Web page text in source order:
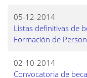
05-12-2014
Listas definitivas de
Formación de
02-10-2014
Convocatoria de